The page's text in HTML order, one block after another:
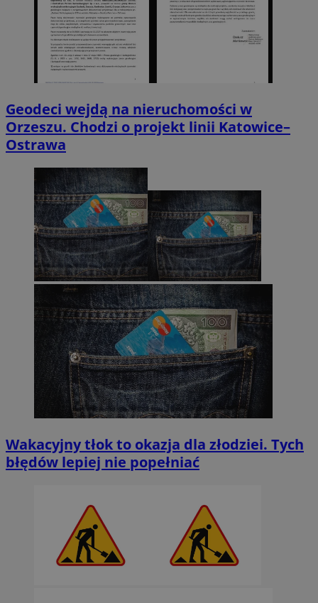
Geodeci wejdą na nieruchomości w
Orzeszu. Chodzi o projekt linii Katowice–
Ostrawa
Wakacyjny tłok to okazja dla złodziei. Tych
błędów lepiej nie popełniać